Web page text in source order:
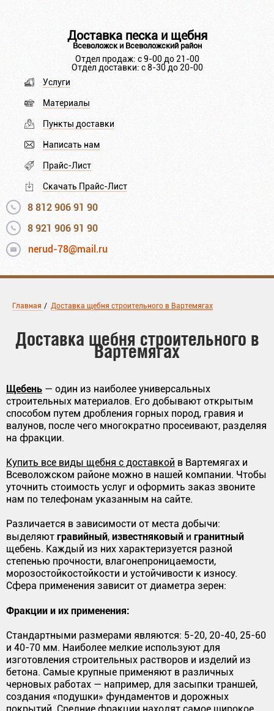
Доставка песка и щебня
Всеволожск и Всеволожский район
Отдел продаж: с 9-00 до 21-00
Отдел доставки: с 8-30 до 20-00
Услуги
Материалы
Пункты доставки
Написать нам
Прайс-Лист
Скачать Прайс-Лист
8 812 906 91 90
8 921 906 91 90
nerud-78@mail.ru
Главная / Доставка щебня строительного в Вартемягах
Доставка щебня строительного в
Вартемягах
Щебень — один из наиболее универсальных
строительных материалов. Его добывают открытым
способом путем дробления горных пород, гравия и
валунов, после чего многократно просеивают, разделяя
на фракции.
Купить все виды щебня с доставкой в Вартемягах и
Всеволожском районе можно в нашей компании. Чтобы
уточнить стоимость услуг и оформить заказ звоните
нам по телефонам указанным на сайте.
Различается в зависимости от места добычи:
выделяют гравийный, известняковый и гранитный
щебень. Каждый из них характеризуется разной
степенью прочности, влагонепроницаемости,
морозостойкостойкости и устойчивости к износу.
Сфера применения зависит от диаметра зерен:
Фракции и их применения:
Стандартными размерами являются: 5-20, 20-40, 25-60
и 40-70 мм. Наиболее мелкие используют для
изготовления строительных растворов и изделий из
бетона. Самые крупные применяют в различных
черновых работах — например, для засыпки траншей,
создания «подушки» фундаментов и дорожных